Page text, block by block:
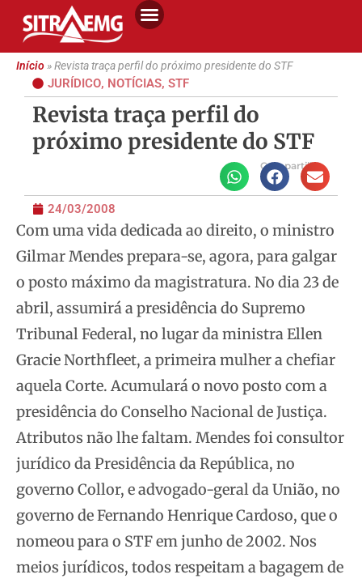
Início»Revista traça perfil do próximo presidente do STF
JURÍDICO, NOTÍCIAS, STF
Revista traça perfil do
próximo presidente do STF
Compartilhe
24/03/2008
Com uma vida dedicada ao direito, o ministro
Gilmar Mendes prepara-se, agora, para galgar
o posto máximo da magistratura. No dia 23 de
abril, assumirá apresidência do Supremo
Tribunal Federal, no lugar da ministra Ellen
Gracie Northfleet, a primeira mulher a chefiar
aquela Corte. Acumulará o novo posto com a
presidência do Conselho Nacional de Justiça.
Atributos não lhe faltam. Mendes foi consultor
jurídico da Presidência da República, no
governo Collor, e advogado-geral da União, no
governo de Fernando Henrique Cardoso, que o
nomeou para o STF em junho de 2002. Nos
meios jurídicos, todos respeitam a bagagem de